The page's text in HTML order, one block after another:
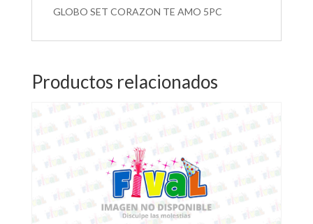
GLOBO SET CORAZON TE AMO 5PC
Productos relacionados